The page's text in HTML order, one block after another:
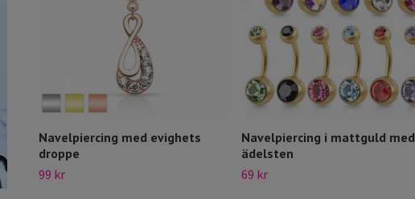
Navelpiercing med evighets
droppe
99 kr
Navelpiercing i mattguld med
ädelsten
69 kr